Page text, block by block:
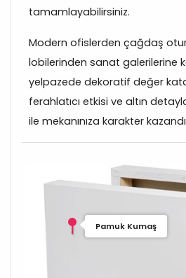
tamamlayabilirsiniz.
Modern ofislerden çağdaş
lobilerinden sanat galerilerine
yelpazede dekoratif değer
ferahlatıcı etkisi ve altın
ile mekanınıza karakter
Pamuk Kumaş